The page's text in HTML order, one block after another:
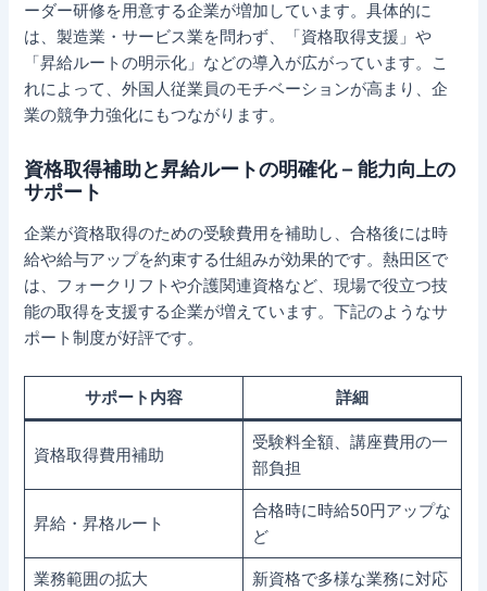
ーダー研修を用意する企業が増加しています。具体的に
は、製造業・サービス業を問わず、「資格取得支援」や
「昇給ルートの明示化」などの導入が広がっています。こ
れによって、外国人従業員のモチベーションが高まり、企
業の競争力強化にもつながります。
資格取得補助と昇給ルートの明確化 – 能力向上の
サポート
企業が資格取得のための受験費用を補助し、合格後には時
給や給与アップを約束する仕組みが効果的です。熱田区で
は、フォークリフトや介護関連資格など、現場で役立つ技
能の取得を支援する企業が増えています。下記のようなサ
ポート制度が好評です。
サポート内容 詳細
資格取得費用補助
受験料全額、講座費用の一
部負担
昇給・昇格ルート
合格時に時給50円アップな
ど
業務範囲の拡大 新資格で多様な業務に対応